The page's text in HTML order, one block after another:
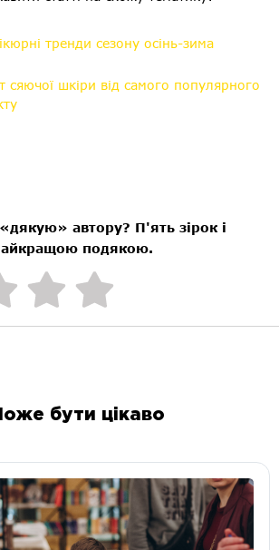
тренди сезону осінь-зима
сяючої шкіри від самого популярного
автору? П'ять зірок і
подякою.
бути цікаво